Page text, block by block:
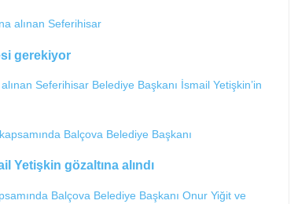
gerekiyor
Seferihisar Belediye Başkanı İsmail Yetişkin’in
Yetişkin gözaltına alındı
Balçova Belediye Başkanı Onur Yiğit ve